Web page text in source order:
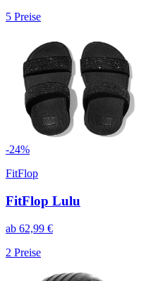
5 Preise
-24%
FitFlop
FitFlop Lulu
ab 62,99 €
2 Preise